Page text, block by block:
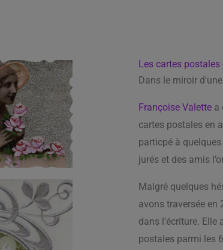
Les cartes
Dans le miroir
Françoise Valette a
cartes postales en
particpé à
jurés et des amis
Malgré quelques
avons traversée en
dans l’écriture.
postales parmi les